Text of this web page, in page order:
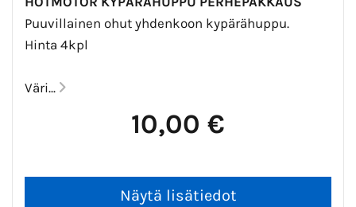
Puuvillainen ohut yhdenkoon kypärähuppu.
Hinta 4kpl
Väri...
10,00 €